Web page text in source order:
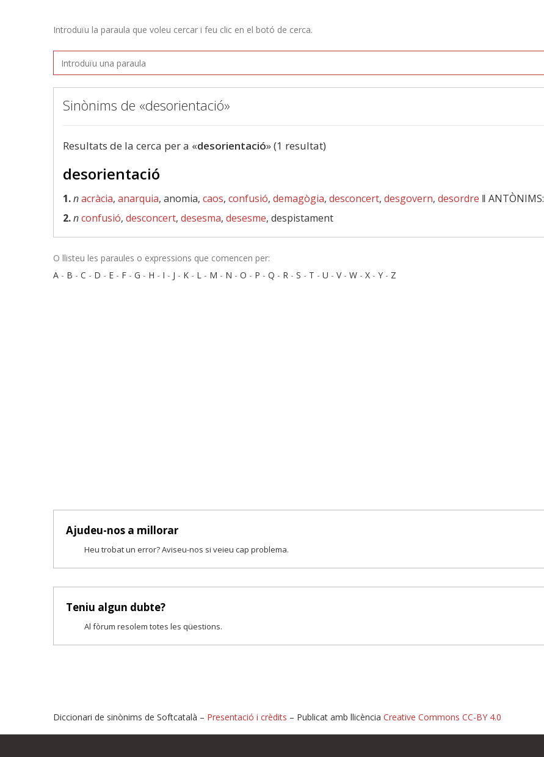
Introduïu la paraula que voleu cercar i feu clic en el botó de cerca.
Sinònims de «desorientació»
Resultats de la cerca per a «desorientació» (1 resultat)
desorientació
1.nacràcia, anarquia, anomia, caos, confusió, demagògia, desconcert, desgovern, desordre ‖ ANTÒNIMS:
2.nconfusió, desconcert, desesma, desesme, despistament
O llisteu les paraules o expressions que comencen per:
A - B - C - D - E - F - G - H - I - J - K - L - M - N - O - P - Q - R - S - T - U - V- W - X - Y - Z
Ajudeu-nos a millorar
Heu trobat un error? Aviseu-nos si veieu cap problema.
Teniu algun dubte?
Al fòrum resolem totes les qüestions.
Diccionari de sinònims de Softcatalà – Presentació i crèdits – Publicat amb llicència Creative Commons CC-BY 4.0